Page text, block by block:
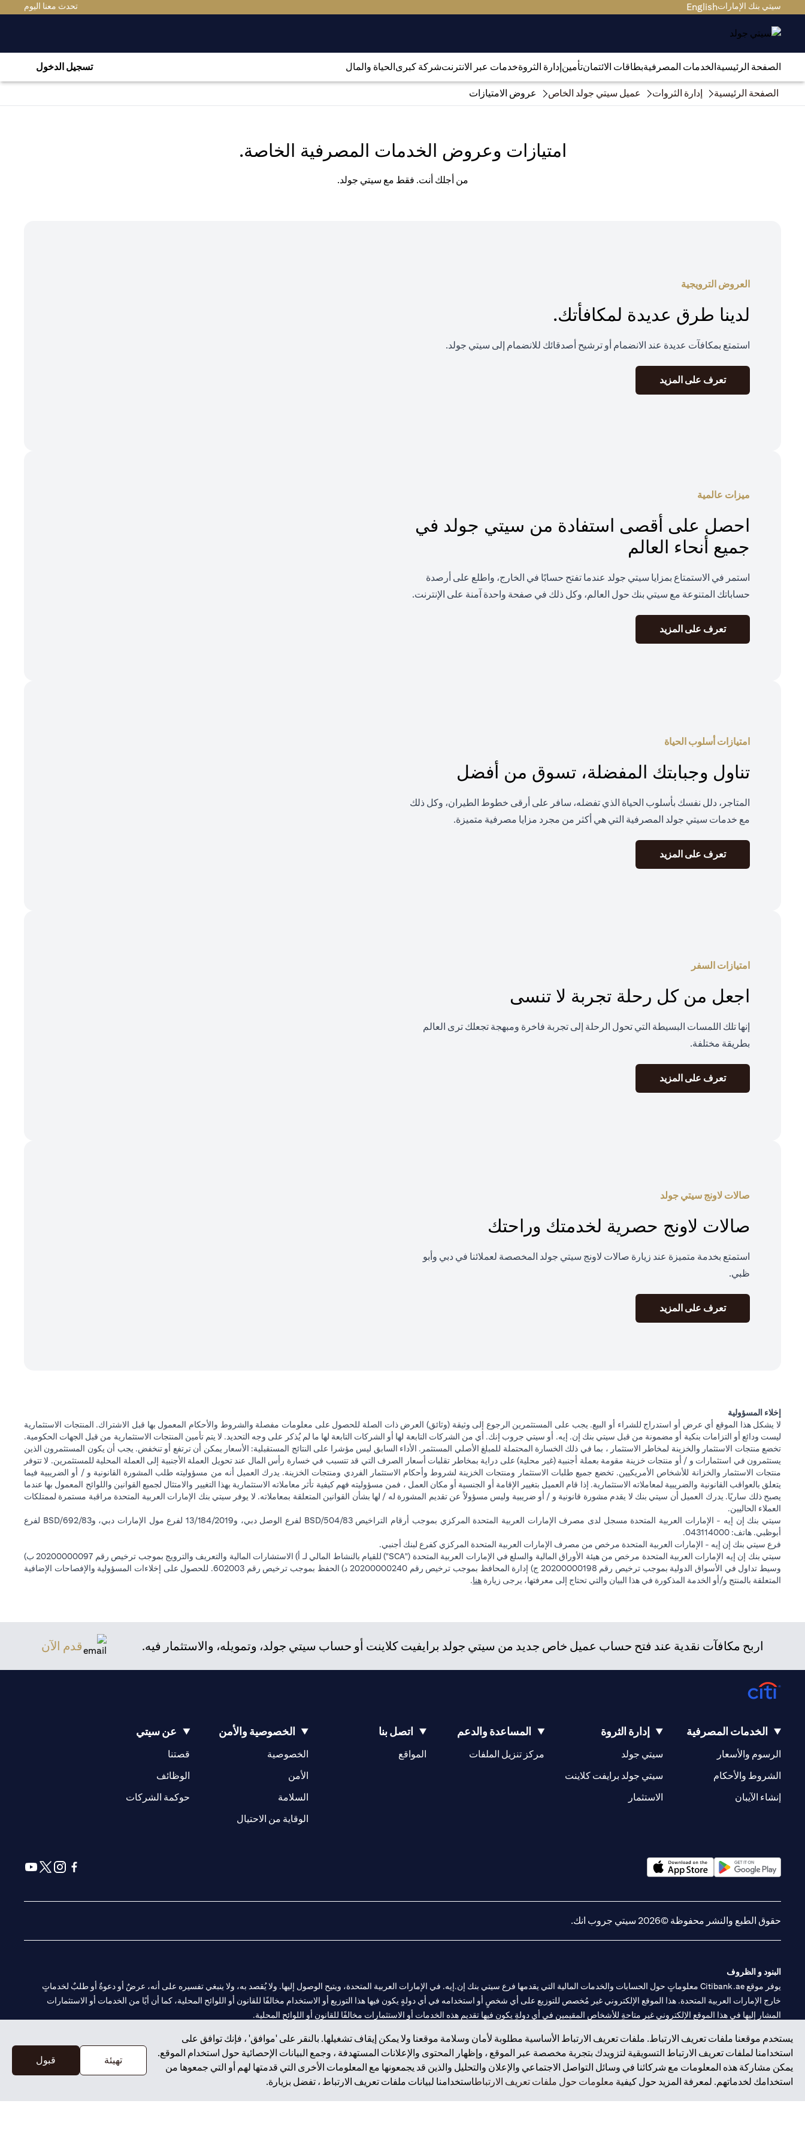
سيتي بنك الإماراتEnglish تحدث معنا اليوم
الصفحة الرئيسيةالخدمات المصرفيةبطاقات الائتمانتأمينإدارة الثروةخدمات عبر الانترنتشركة كبرىالحياة والمال تسجيل الدخول
الصفحة الرئيسية إدارة الثروات عميل سيتي جولد الخاص عروض الامتيازات
امتيازات وعروض الخدمات المصرفية الخاصة.
من أجلك أنت. فقط مع سيتي جولد.
العروض الترويجية
لدينا طرق عديدة لمكافأتك.
استمتع بمكافآت عديدة عند الانضمام أو ترشيح أصدقائك للانضمام إلى سيتي جولد.
تعرف على المزيد
ميزات عالمية
احصل على أقصى استفادة من سيتي جولد في
جميع أنحاء العالم
استمر في الاستمتاع بمزايا سيتي جولد عندما تفتح حسابًا في الخارج، واطلع على أرصدة
حساباتك المتنوعة مع سيتي بنك حول العالم، وكل ذلك في صفحة واحدة آمنة على الإنترنت.
تعرف على المزيد
امتيازات أسلوب الحياة
تناول وجبابتك المفضلة، تسوق من أفضل
المتاجر، دلل نفسك بأسلوب الحياة الذي تفضله، سافر على أرقى خطوط الطيران، وكل ذلك
مع خدمات سيتي جولد المصرفية التي هي أكثر من مجرد مزايا مصرفية متميزة.
تعرف على المزيد
امتيازات السفر
اجعل من كل رحلة تجربة لا تنسى
إنها تلك اللمسات البسيطة التي تحول الرحلة إلى تجربة فاخرة ومبهجة تجعلك ترى العالم
بطريقة مختلفة.
تعرف على المزيد
صالات لاونج سيتي جولد
صالات لاونج حصرية لخدمتك وراحتك
استمتع بخدمة متميزة عند زيارة صالات لاونج سيتي جولد المخصصة لعملائنا في دبي وأبو
ظبي.
تعرف على المزيد
إخلاء المسؤولية
لا يشكل هذا الموقع أي عرض أو استدراج للشراء أو البيع. يجب على المستثمرين الرجوع إلى وثيقة (وثائق) العرض ذات الصلة للحصول على معلومات مفصلة والشروط والأحكام المعمول بها قبل الاشتراك. المنتجات الاستثمارية
ليست ودائع أو التزامات بنكية أو مضمونة من قبل سيتي بنك إن. إيه. أو سيتي جروب إنك. أي من الشركات التابعة لها أو الشركات التابعة لها ما لم يُذكر على وجه التحديد. لا يتم تأمين المنتجات الاستثمارية من قبل الجهات الحكومية.
تخضع منتجات الاستثمار والخزينة لمخاطر الاستثمار ، بما في ذلك الخسارة المحتملة للمبلغ الأصلي المستثمر. الأداء السابق ليس مؤشرا على النتائج المستقبلية: الأسعار يمكن أن ترتفع أو تنخفض. يجب أن يكون المستثمرون الذين
يستثمرون في استثمارات و / أو منتجات خزينة مقومة بعملة أجنبية (غير محلية) على دراية بمخاطر تقلبات أسعار الصرف التي قد تتسبب في خسارة رأس المال عند تحويل العملة الأجنبية إلى العملة المحلية للمستثمرين. لا تتوفر
منتجات الاستثمار والخزانة للأشخاص الأمريكيين. تخضع جميع طلبات الاستثمار ومنتجات الخزينة لشروط وأحكام الاستثمار الفردي ومنتجات الخزينة. يدرك العميل أنه من مسؤوليته طلب المشورة القانونية و / أو الضريبية فيما
يتعلق بالعواقب القانونية والضريبية لمعاملاته الاستثمارية. إذا قام العميل بتغيير الإقامة أو الجنسية أو مكان العمل ، فمن مسؤوليته فهم كيفية تأثر معاملاته الاستثمارية بهذا التغيير والامتثال لجميع القوانين واللوائح المعمول بها عندما
يصبح ذلك ساريًا. يدرك العميل أن سيتي بنك لا يقدم مشورة قانونية و / أو ضريبية وليس مسؤولاً عن تقديم المشورة له / لها بشأن القوانين المتعلقة بمعاملاته. لا يوفر سيتي بنك الإمارات العربية المتحدة مراقبة مستمرة لممتلكات
العملاء الحاليين.
سيتي بنك إن إيه - الإمارات العربية المتحدة مسجل لدى مصرف الإمارات العربية المتحدة المركزي بموجب أرقام التراخيص BSD/504/83 لفرع الوصل دبي، و13/184/2019 لفرع مول الإمارات دبي، وBSD/692/83 لفرع
أبوظبي. هاتف: 043114000.
فرع سيتي بنك إن إيه - الإمارات العربية المتحدة مرخص من مصرف الإمارات العربية المتحدة المركزي كفرع لبنك أجنبي.
سيتي بنك إن إيه الإمارات العربية المتحدة مرخص من هيئة الأوراق المالية والسلع في الإمارات العربية المتحدة ("SCA") للقيام بالنشاط المالي لـ أ) الاستشارات المالية والتعريف والترويج بموجب ترخيص رقم 20200000097 ب)
وسيط تداول في الأسواق الدولية بموجب ترخيص رقم 20200000198 ج) إدارة المحافظ بموجب ترخيص رقم 20200000240 د) الحفظ بموجب ترخيص رقم 602003. للحصول على إخلاءات المسؤولية والإفصاحات الإضافية
المتعلقة بالمنتج و/أو الخدمة المذكورة في هذا البيان والتي تحتاج إلى معرفتها، يرجى زيارة هنا.
اربح مكافآت نقدية عند فتح حساب عميل خاص جديد من سيتي جولد برايفيت كلاينت أو حساب سيتي جولد، وتمويله، والاستثمار فيه. قدم الآن
يستخدم موقعنا ملفات تعريف الارتباط. ملفات تعريف الارتباط الأساسية مطلوبة لأمان وسلامة موقعنا ولا يمكن إيقاف تشغيلها. بالنقر على 'موافق' ، فإنك توافق على
استخدامنا لملفات تعريف الارتباط التسويقية لتزويدك بتجربة مخصصة عبر الموقع ، وإظهار المحتوى والإعلانات المستهدفة ، وجمع البيانات الإحصائية حول استخدام الموقع.
يمكن مشاركة هذه المعلومات مع شركائنا في وسائل التواصل الاجتماعي والإعلان والتحليل والذين قد يجمعونها مع المعلومات الأخرى التي قدمتها لهم أو التي جمعوها من
استخدامك لخدماتهم. لمعرفة المزيد حول كيفية معلومات حول ملفات تعريف الارتباطاستخدامنا لبيانات ملفات تعريف الارتباط ، تفضل بزيارة.
تهيئة قبول
الخدمات المصرفية
الرسوم والأسعار
الشروط والأحكام
إنشاء الآيبان
إدارة الثروة
سيتي جولد
سيتي جولد برايفت كلاينت
الاستثمار
المساعدة والدعم
مركز تنزيل الملفات
اتصل بنا
المواقع
(opens in a new tab)
الخصوصية والأمن
الخصوصية
الأمن
السلامة
الوقاية من الاحتيال
عن سيتي
قصتنا
(opens in a new tab)
الوظائف
(opens in a new tab)
حوكمة الشركات
(opens in a new tab)
حقوق الطبع والنشر محفوظة ©2026 سيتي جروب انك.
البنود و الظروف
يوفر موقع Citibank.ae معلوماتٍ حول الحسابات والخدمات المالية التي يقدمها فرع سيتي بنك إن.إيه. في الإمارات العربية المتحدة، ويتيح الوصول إليها. ولا يُقصد به، ولا ينبغي تفسيره على أنه، عرضٌ أو دعوةٌ أو طلبٌ لخدماتٍ
خارج الإمارات العربية المتحدة. هذا الموقع الإلكتروني غير مُخصص للتوزيع على أي شخصٍ أو استخدامه في أي دولةٍ يكون فيها هذا التوزيع أو الاستخدام مخالفًا للقانون أو اللوائح المحلية، كما أن أيًا من الخدمات أو الاستثمارات
المشار إليها في هذا الموقع الإلكتروني غير متاحةٍ للأشخاص المقيمين في أي دولةٍ يكون فيها تقديم هذه الخدمات أو الاستثمارات مخالفًا للقانون أو اللوائح المحلية.
سيتي بنك هي علامة خدمة لشركة Citigroup Inc. أو .Citibank N.A ، مستخدمة ومسجلة في جميع أنحاء العالم.
سيتي بنك إن. إيه. الإمارات مسجل لدى مصرف الإمارات المركزي تحت أرقام التراخيص 202563 لفرع الوصل في دبي، 531989 لفرع مول الإمارات في دبي، و CN-1002019لفرع أبوظبي. هاتف: 4000 311 04.
فرع سيتي بنك إن إيه - الإمارات العربية المتحدة مرخص من مصرف الإمارات العربية المتحدة المركزي كفرع لبنك أجنبي.
سيتي بنك إن إيه الإمارات العربية المتحدة مرخص من هيئة الأوراق المالية والسلع في الإمارات العربية المتحدة ("SCA") للقيام بالنشاط المالي لـ أ) الاستشارات المالية والتعريف والترويج بموجب ترخيص رقم 20200000097 ب)